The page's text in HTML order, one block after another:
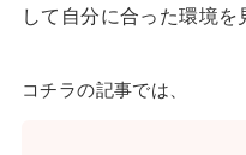
して自分に合った環境を
コチラの記事では、